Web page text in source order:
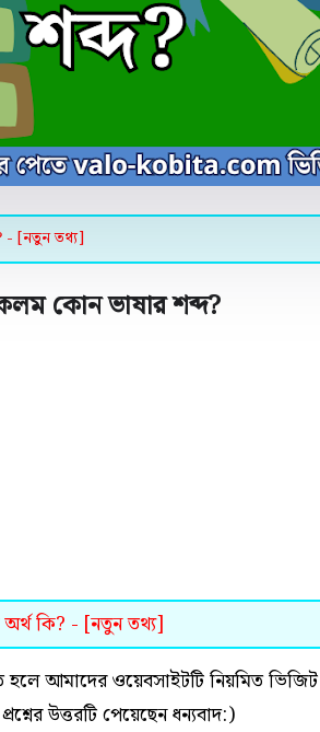
- [নতুন তথ্য]
কোন ভাষার শব্দ?
অর্থ কি? - [নতুন তথ্য]
হলে আমাদের ওয়েবসাইটটি নিয়মিত
উত্তরটি পেয়েছেন ধন্যবাদ:)